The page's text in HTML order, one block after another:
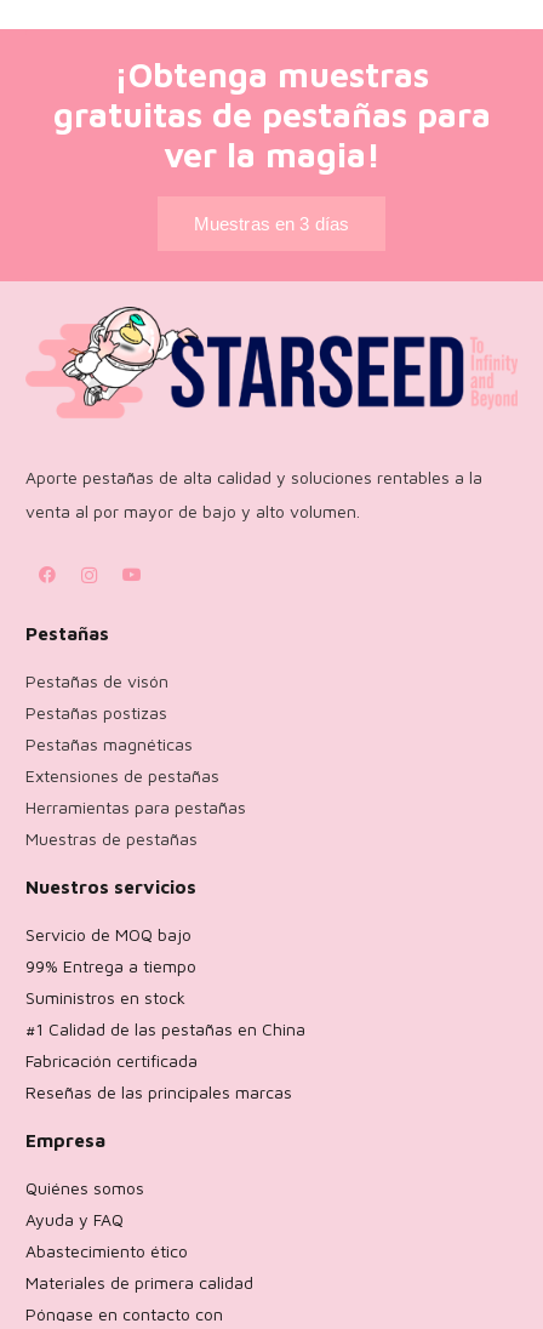
¡Obtenga muestras
gratuitas de pestañas para
ver la magia!
Muestras en 3 días
Aporte pestañas de alta calidad y soluciones rentables a la
venta al por mayor de bajo y alto volumen.
Pestañas
Pestañas de visón
Pestañas postizas
Pestañas magnéticas
Extensiones de pestañas
Herramientas para pestañas
Muestras de pestañas
Nuestros servicios
Servicio de MOQ bajo
99% Entrega a tiempo
Suministros en stock
#1 Calidad de las pestañas en China
Fabricación certificada
Reseñas de las principales marcas
Empresa
Quiénes somos
Ayuda y FAQ
Abastecimiento ético
Materiales de primera calidad
Póngase en contacto con